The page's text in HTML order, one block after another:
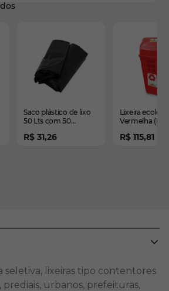
pelos elementos do carrossel
o carrossel
a navegação em carrossel
Saco plástico de lixo
50 Lts com 50
R$ 31,26
Lixeira
Vermelha
R$ 115,81
seletiva, lixeiras tipo contentores
prediais, urbanos, prefeituras,